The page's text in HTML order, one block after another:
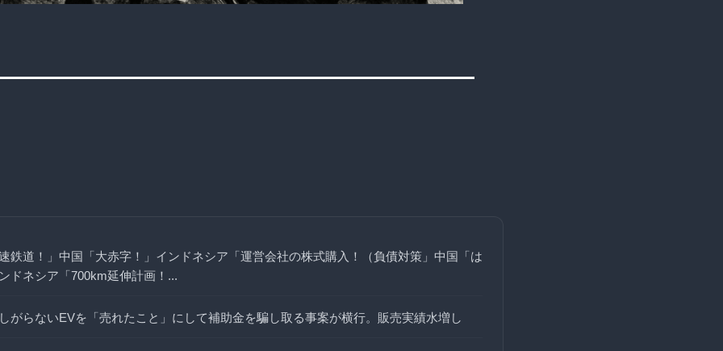
鉄道！」中国「大赤字！」インドネシア「運営会社の株式購入！（負債対策」中国「は
ドネシア「700km延伸計画！...
がらないEVを「売れたこと」にして補助金を騙し取る事案が横行。販売実績水増し